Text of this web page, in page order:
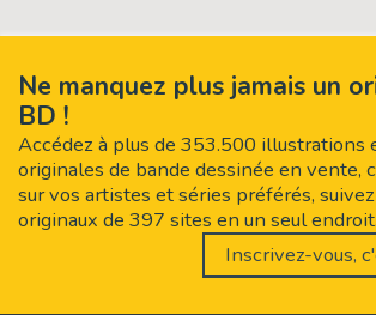
Ne manquez plus jamais un
BD !
Accédez à plus de 353.500 illustrations
originales de bande dessinée en vente,
sur vos artistes et séries préférés,
originaux de 397 sites en un seul endroit.
Inscrivez-vous,